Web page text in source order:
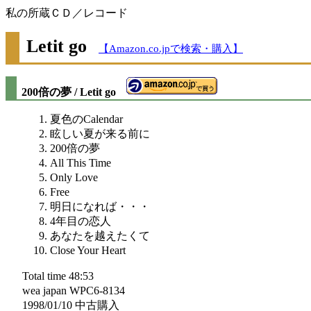
私の所蔵ＣＤ／レコード
Letit go 【Amazon.co.jpで検索・購入】
200倍の夢 / Letit go
夏色のCalendar
眩しい夏が来る前に
200倍の夢
All This Time
Only Love
Free
明日になれば・・・
4年目の恋人
あなたを越えたくて
Close Your Heart
Total time 48:53
wea japan WPC6-8134
1998/01/10 中古購入